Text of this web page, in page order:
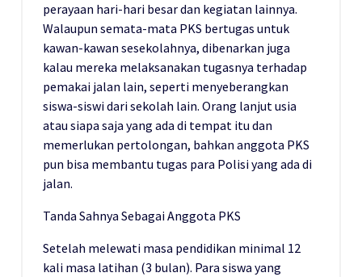
perayaan hari-hari besar dan kegiatan lainnya.
Walaupun semata-mata PKS bertugas untuk
kawan-kawan sesekolahnya, dibenarkan juga
kalau mereka melaksanakan tugasnya terhadap
pemakai jalan lain, seperti menyeberangkan
siswa-siswi dari sekolah lain. Orang lanjut usia
atau siapa saja yang ada di tempat itu dan
memerlukan pertolongan, bahkan anggota PKS
pun bisa membantu tugas para Polisi yang ada di
jalan.
Tanda Sahnya Sebagai Anggota PKS
Setelah melewati masa pendidikan minimal 12
kali masa latihan (3 bulan). Para siswa yang